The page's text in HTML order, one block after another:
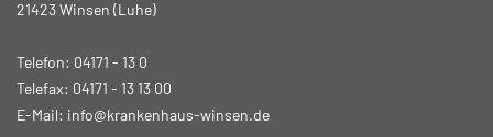
21423 Winsen (Luhe)
Telefon: 04171 - 13 0
Telefax: 04171 - 13 13 00
E-Mail: info@krankenhaus-winsen.de